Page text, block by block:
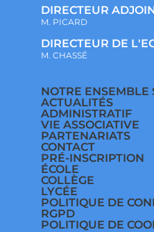
DIRECTEUR
M. PICARD
DIRECTEUR DE
M. CHASSÉ
NOTRE ENSEMBLE
ACTUALITÉS
ADMINISTRATIF
VIE ASSOCIATIVE
PARTENARIATS
CONTACT
PRÉ-INSCRIPTION
ÉCOLE
COLLÈGE
LYCÉE
POLITIQUE DE
RGPD
POLITIQUE DE